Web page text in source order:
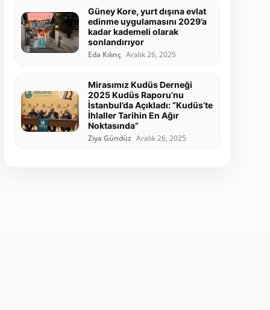
Güney Kore, yurt dışına evlat
edinme uygulamasını 2029’a
kadar kademeli olarak
sonlandırıyor
Eda Kılınç Aralık 26, 2025
Mirasımız Kudüs Derneği
2025 Kudüs Raporu’nu
İstanbul’da Açıkladı: “Kudüs’te
İhlaller Tarihin En Ağır
Noktasında”
Ziya Gündüz Aralık 26, 2025